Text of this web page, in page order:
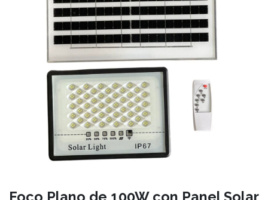
Foco Plano de 100W con Panel Solar